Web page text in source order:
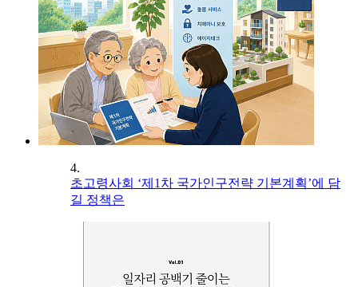
4.
초고령사회 ‘제1차 국가인구전략 기본계획’에 담
길 정책은